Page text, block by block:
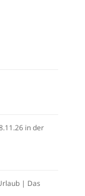
in der
| Das